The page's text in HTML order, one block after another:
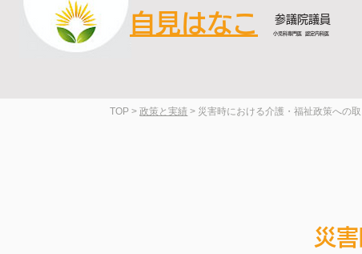
自見はなこ 参議院議員
小児科専門医 認定内科医
TOP >政策と実績 > 災害時における介護・福祉政策への
災